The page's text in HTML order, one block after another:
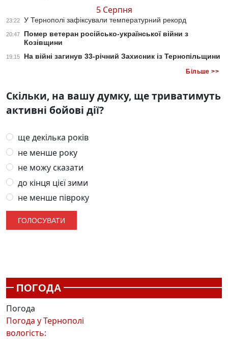
5 Серпня
23:22 У Тернополі зафіксували температурний рекорд
20:47
Помер ветеран російсько-української війни з
Козівщини
19:15 На війні загинув 33-річний Захисник із Тернопільщини
Більше >>
Скільки, на вашу думку, ще триватимуть
активні бойові дії?
ще декілька років
не менше року
не можу сказати
до кінця цієї зими
не менше півроку
ПОГОДА
Погода
Погода уТернополі
вологість: